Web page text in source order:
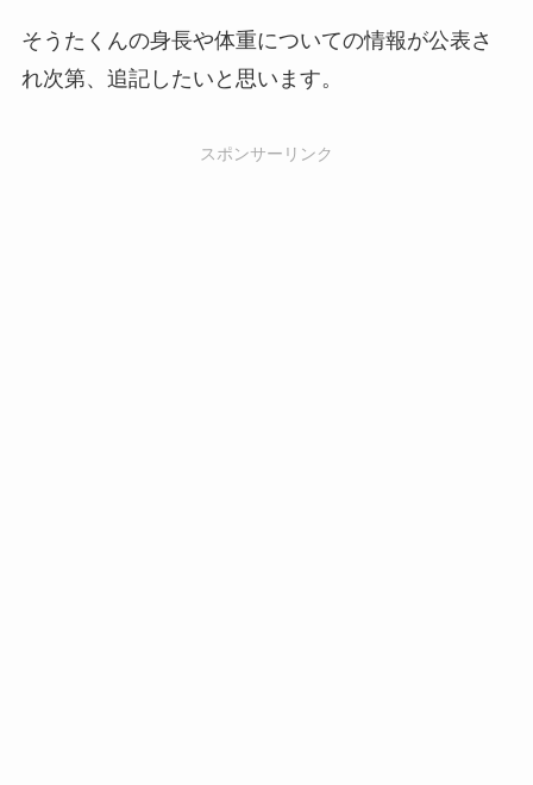
そうたくんの身長や体重についての情報が公表さ
れ次第、追記したいと思います。
スポンサーリンク